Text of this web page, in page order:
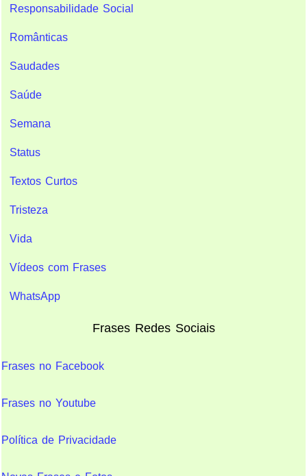
Responsabilidade Social
Românticas
Saudades
Saúde
Semana
Status
Textos Curtos
Tristeza
Vida
Vídeos com Frases
WhatsApp
Frases Redes Sociais
Frases no Facebook
Frases no Youtube
Política de Privacidade